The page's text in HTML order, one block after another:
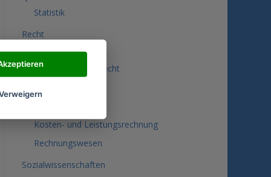
Statistik
Recht
Steuern
Wirtschaftsprivatrecht
Rewe & Controlling
Kosten- und Leistungsrechnung
Rechnungswesen
Sozialwissenschaften